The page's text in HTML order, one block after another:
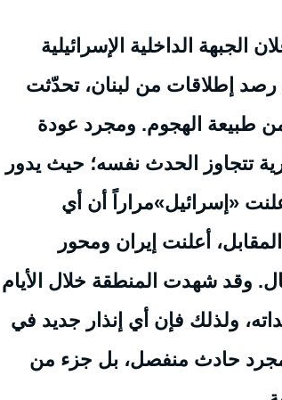
الداخلية الإسرائيلية
رصد إطلاقات من لبنان، تحدّثت
طبيعة الهجوم. ومجرد عودة
تتجاوز الحدث نفسه؛ حيث يدور
«إسرائيل»مراراً أن أي
أعلنت إيران ومحور
وقد شهدت المنطقة خلال الأيام
ولذلك فإن أي إنذار جديد في
مجرد حادث منفصل، بل جزء من